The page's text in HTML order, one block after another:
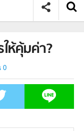
ห้คุ้มค่า?
0